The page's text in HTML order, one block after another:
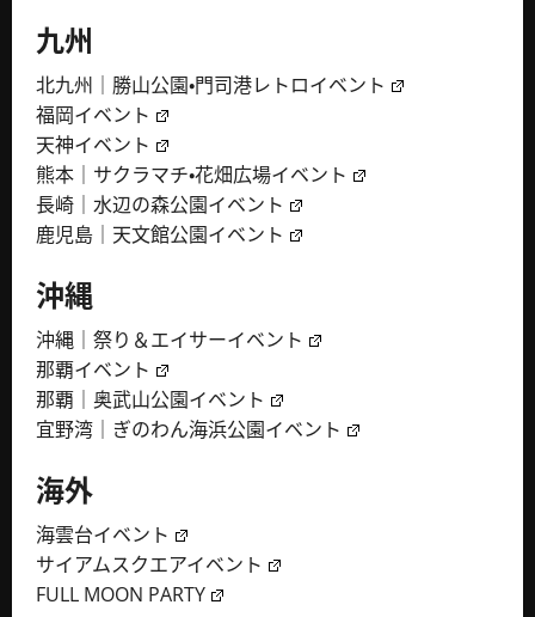
九州
北九州｜勝山公園・門司港レトロイベント
福岡イベント
天神イベント
熊本｜サクラマチ・花畑広場イベント
長崎｜水辺の森公園イベント
鹿児島｜天文館公園イベント
沖縄
沖縄｜祭り＆エイサーイベント
那覇イベント
那覇｜奥武山公園イベント
宜野湾｜ぎのわん海浜公園イベント
海外
海雲台イベント
サイアムスクエアイベント
FULL MOON PARTY